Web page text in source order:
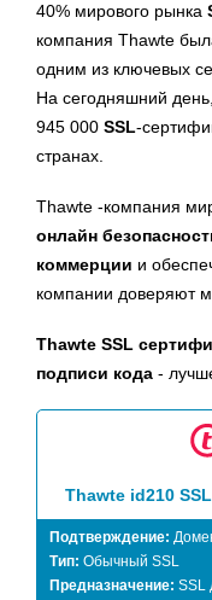
40% мирового рынка
компания Thawte
одним из ключевых
На сегодняшний
945 000 SSL-
странах.
Thawte -компания
онлайн
коммерции и
компании доверяют
Thawte SSL
подписи кода -
Thawte id210
Подтверждение:
Тип: Обычный SSL
Предназначение: SSL